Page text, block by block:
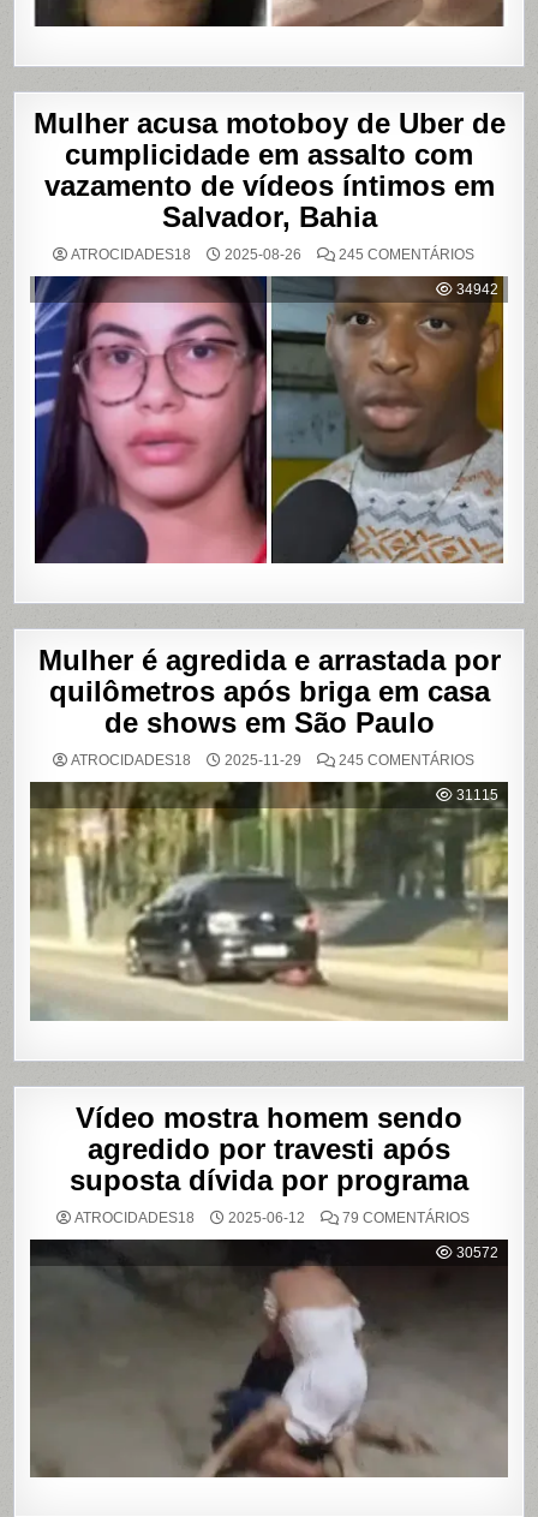
Mulher acusa motoboy de Uber de
cumplicidade em assalto com
vazamento de vídeos íntimos em
Salvador, Bahia
ATROCIDADES18 2025-08-26 245 COMENTÁRIOSEM
ACUSA
DE
UBER
DE
EM
DE
VÍDEOS
ÍNTIMOS
EM
BAHIA
34942
Mulher é agredida e arrastada por
quilômetros após briga em casa
de shows em São Paulo
ATROCIDADES18 2025-11-29 245 COMENTÁRIOSEM
É
E
POR
APÓS
BRIGA
EM
CASA
SHOWS
SÃO
PAULO
31115
Vídeo mostra homem sendo
agredido por travesti após
suposta dívida por programa
ATROCIDADES18 2025-06-12 79 COMENTÁRIOSEM
MOSTRA
HOMEM
30572